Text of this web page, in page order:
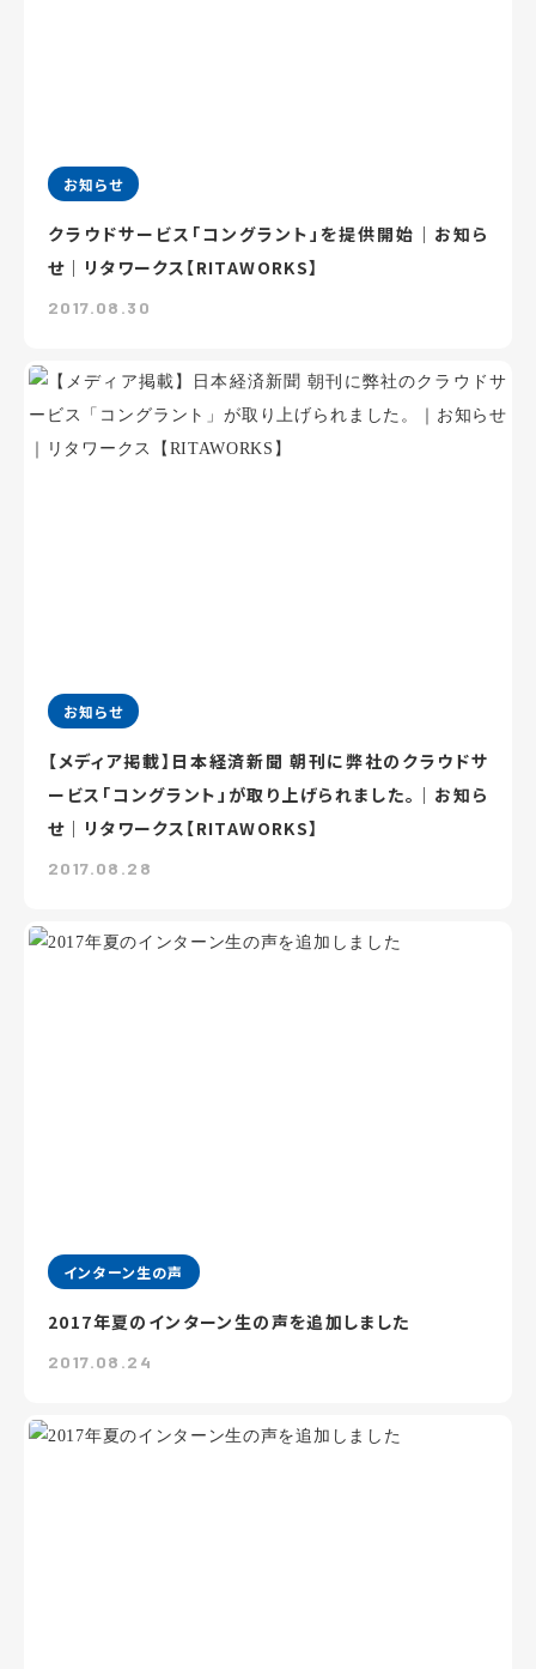
お知らせ
クラウドサービス「コングラント」を提供開始｜お知ら
せ｜リタワークス【RITAWORKS】
2017.08.30
お知らせ
【メディア掲載】日本経済新聞 朝刊に弊社のクラウドサ
ービス「コングラント」が取り上げられました。｜お知ら
せ｜リタワークス【RITAWORKS】
2017.08.28
インターン生の声
2017年夏のインターン生の声を追加しました
2017.08.24